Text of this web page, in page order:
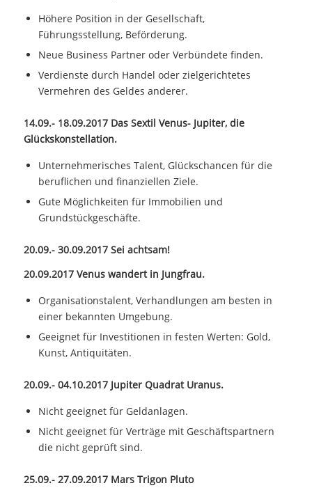
Höhere Position in der Gesellschaft,
Führungsstellung, Beförderung.
Neue Business Partner oder Verbündete finden.
Verdienste durch Handel oder zielgerichtetes
Vermehren des Geldes anderer.
14.09.- 18.09.2017 Das Sextil Venus- Jupiter, die
Glückskonstellation.
Unternehmerisches Talent, Glückschancen für die
beruflichen und finanziellen Ziele.
Gute Möglichkeiten für Immobilien und
Grundstückgeschäfte.
20.09.- 30.09.2017 Sei achtsam!
20.09.2017 Venus wandert in Jungfrau.
Organisationstalent, Verhandlungen am besten in
einer bekannten Umgebung.
Geeignet für Investitionen in festen Werten: Gold,
Kunst, Antiquitäten.
20.09.- 04.10.2017 Jupiter Quadrat Uranus.
Nicht geeignet für Geldanlagen.
Nicht geeignet für Verträge mit Geschäftspartnern
die nicht geprüft sind.
25.09.- 27.09.2017 Mars Trigon Pluto